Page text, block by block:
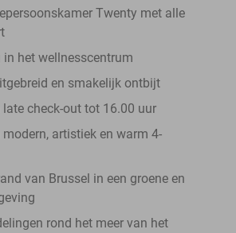
Twenty met alle
het wellnesscentrum
en smakelijk ontbijt
late check-out tot 16.00 uur
artistiek en warm 4-
van Brussel in een groene en
rond het meer van het